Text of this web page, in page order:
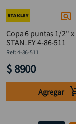
Copa 6 puntas 1/2" x
STANLEY 4-86-511
: 4-86-511
$ 8900
Agregar